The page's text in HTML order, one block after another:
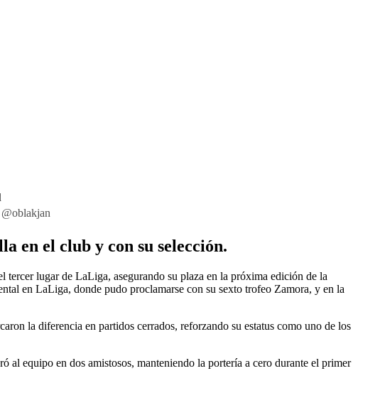
en el club y con su selección.
lugar de LaLiga, asegurando su plaza en la próxima edición de la
en LaLiga, donde pudo proclamarse con su sexto trofeo Zamora, y en la
la diferencia en partidos cerrados, reforzando su estatus como uno de los
equipo en dos amistosos, manteniendo la portería a cero durante el primer